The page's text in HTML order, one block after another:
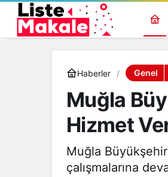
Haberler Genel
Muğla
Hizmet
Muğla
çalışmalarına